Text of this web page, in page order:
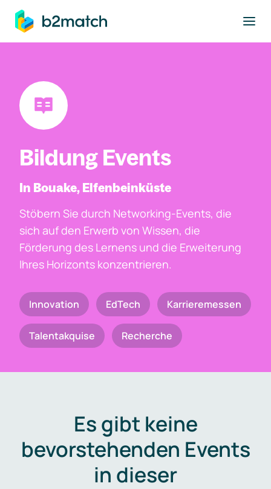
springen
Bildung Events
In Bouake, Elfenbeinküste
Stöbern Sie durch Networking-Events, die
sich auf den Erwerb von Wissen, die
Förderung des Lernens und die Erweiterung
Ihres Horizonts konzentrieren.
Innovation EdTech Karrieremessen
Talentakquise Recherche
Es gibt keine
bevorstehenden Events
in dieser